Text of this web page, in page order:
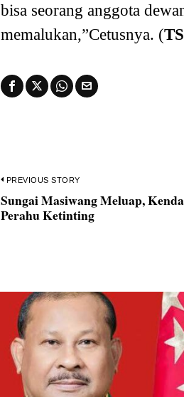
bisa seorang anggota
memalukan,”Cetusnya. (
Navigasi
pos
PREVIOUS STORY
Previous
post:
Sungai Masiwang Meluap,
Perahu Ketinting